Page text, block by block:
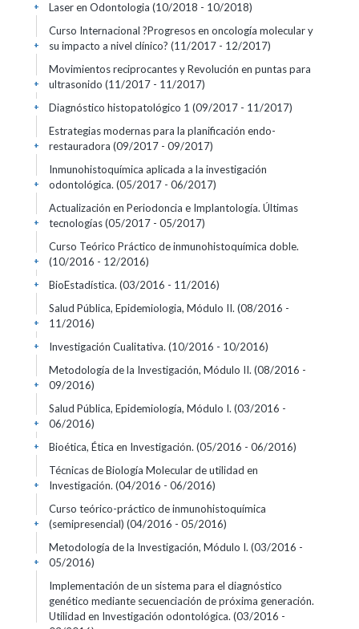
Laser en Odontologia (10/2018 - 10/2018)
+
Curso Internacional ?Progresos en oncología molecular y
su impacto a nivel clínico? (11/2017 - 12/2017)
+
Movimientos reciprocantes y Revolución en puntas para
ultrasonido (11/2017 - 11/2017)
+
Diagnóstico histopatológico 1 (09/2017 - 11/2017)
+
Estrategias modernas para la planificación endo-
restauradora (09/2017 - 09/2017)
+
Inmunohistoquímica aplicada a la investigación
odontológica. (05/2017 - 06/2017)
+
Actualización en Periodoncia e Implantología. Últimas
tecnologías(05/2017 - 05/2017)
+
Curso Teórico Práctico de inmunohistoquímica doble.
(10/2016 - 12/2016)
+
BioEstadística. (03/2016 - 11/2016)
+
Salud Pública, Epidemiologia, Módulo II. (08/2016 -
11/2016)
+
Investigación Cualitativa. (10/2016 - 10/2016)
+
Metodología de la Investigación, Módulo II. (08/2016 -
09/2016)
+
Salud Pública, Epidemiología, Módulo I. (03/2016 -
06/2016)
+
Bioética, Ética en Investigación. (05/2016 - 06/2016)
+
Técnicas de Biología Molecular de utilidad en
Investigación. (04/2016 - 06/2016)
+
Curso teórico-práctico de inmunohistoquímica
(semipresencial) (04/2016 - 05/2016)
+
Metodología de la Investigación, Módulo I. (03/2016 -
05/2016)
+
Implementación de un sistema para el diagnóstico
genético mediante secuenciación de próxima generación.
Utilidad en Investigación odontológica. (03/2016 -